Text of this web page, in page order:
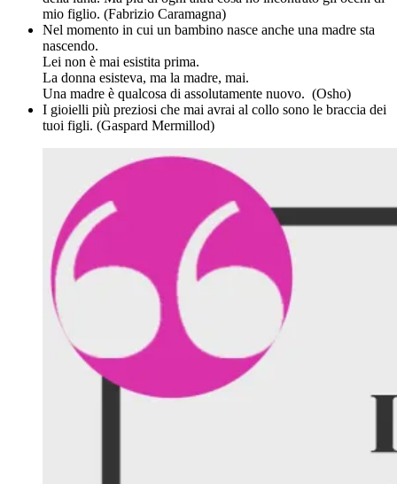
mio figlio. (Fabrizio Caramagna)
Nel momento in cui un bambino nasce anche una madre sta
nascendo.
Lei non è mai esistita prima.
La donna esisteva, ma la madre, mai.
Una madre è qualcosa di assolutamente nuovo. (Osho)
I gioielli più preziosi che mai avrai al collo sono le braccia dei
tuoi figli. (Gaspard Mermillod)